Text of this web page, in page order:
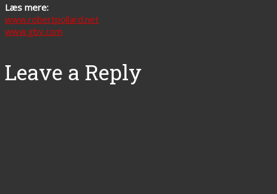
Læs mere:
www.robertpollard.net
www.gbv.com
Leave a Reply